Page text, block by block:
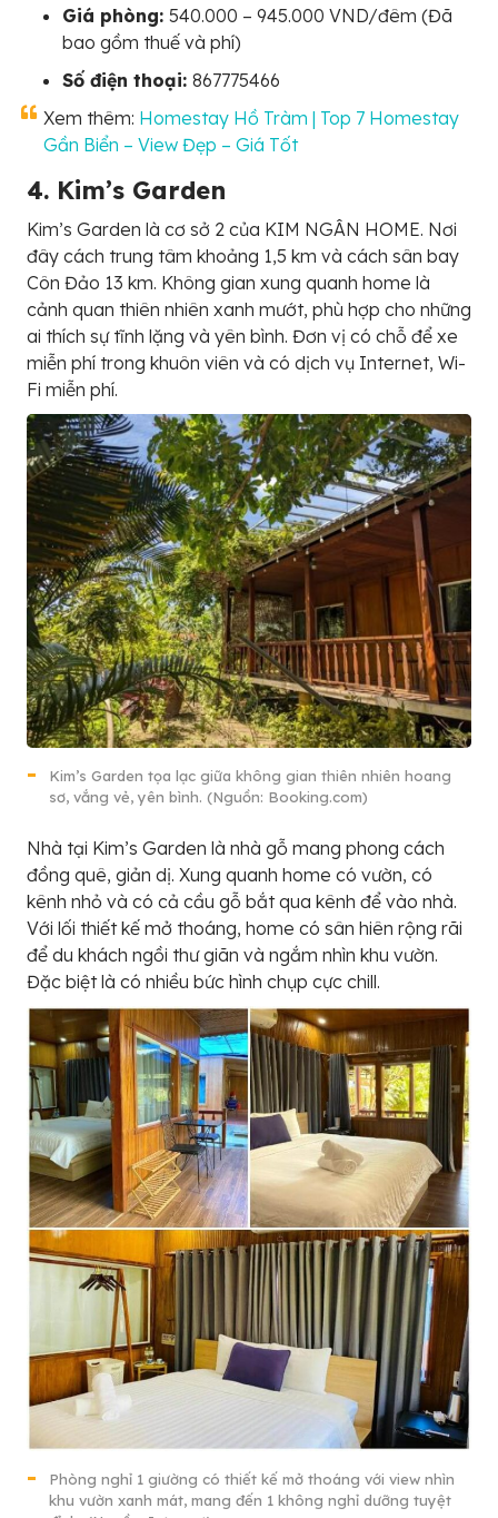
Giá phòng: 540.000 – 945.000 VND/đêm (Đã
bao gồm thuế và phí)
Số điện thoại: 867775466
Xem thêm: Homestay Hồ Tràm | Top 7 Homestay
Gần Biển – View Đẹp – Giá Tốt
4. Kim’s Garden
Kim’s Garden là cơ sở 2 của KIM NGÂN HOME. Nơi
đây cách trung tâm khoảng 1,5 km và cách sân bay
Côn Đảo 13 km. Không gian xung quanh home là
cảnh quan thiên nhiên xanh mướt, phù hợp cho những
ai thích sự tĩnh lặng và yên bình. Đơn vị có chỗ để xe
miễn phí trong khuôn viên và có dịch vụ Internet, Wi-
Fi miễn phí.
Kim’s Garden tọa lạc giữa không gian thiên nhiên hoang
sơ, vắng vẻ, yên bình. (Nguồn: Booking.com)
Nhà tại Kim’s Garden là nhà gỗ mang phong cách
đồng quê, giản dị. Xung quanh home có vườn, có
kênh nhỏ và có cả cầu gỗ bắt qua kênh để vào nhà.
Với lối thiết kế mở thoáng, home có sân hiên rộng rãi
để du khách ngồi thư giãn và ngắm nhìn khu vườn.
Đặc biệt là có nhiều bức hình chụp cực chill.
Phòng nghỉ 1 giường có thiết kế mở thoáng với view nhìn
khu vườn xanh mát, mang đến 1 không nghỉ dưỡng tuyệt